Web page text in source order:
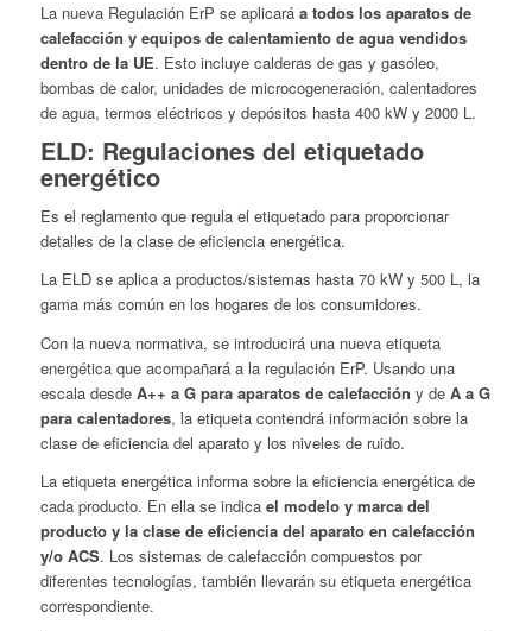
La nueva Regulación ErP se aplicará a todos los aparatos de
calefacción y equipos de calentamiento de agua vendidos
dentro de la UE. Esto incluye calderas de gas y gasóleo,
bombas de calor, unidades de microcogeneración, calentadores
de agua, termos eléctricos y depósitos hasta 400 kW y 2000 L.
ELD: Regulaciones del etiquetado
energético
Es el reglamento que regula el etiquetado para proporcionar
detalles de la clase de eficiencia energética.
La ELD se aplica a productos/sistemas hasta 70 kW y 500 L, la
gama más común en los hogares de los consumidores.
Con la nueva normativa, se introducirá una nueva etiqueta
energética que acompañará a la regulación ErP. Usando una
escala desde A++ a G para aparatos de calefacción y de A a G
para calentadores, la etiqueta contendrá información sobre la
clase de eficiencia del aparato y los niveles de ruido.
La etiqueta energética informa sobre la eficiencia energética de
cada producto. En ella se indica el modelo y marca del
producto y la clase de eficiencia del aparato en calefacción
y/o ACS. Los sistemas de calefacción compuestos por
diferentes tecnologías, también llevarán su etiqueta energética
correspondiente.